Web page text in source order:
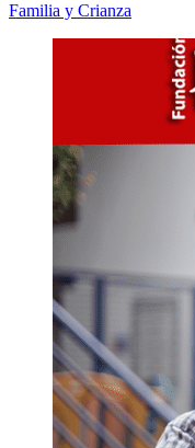
Familia y Crianza